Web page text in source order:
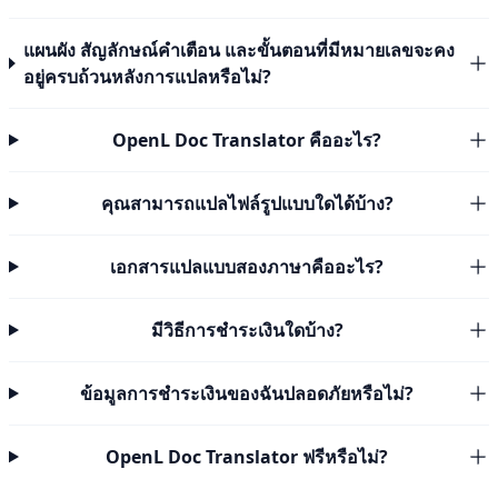
แผนผัง สัญลักษณ์คำเตือน และขั้นตอนที่มีหมายเลขจะคง
อยู่ครบถ้วนหลังการแปลหรือไม่?
OpenL Doc Translator คืออะไร?
คุณสามารถแปลไฟล์รูปแบบใดได้บ้าง?
เอกสารแปลแบบสองภาษาคืออะไร?
มีวิธีการชำระเงินใดบ้าง?
ข้อมูลการชำระเงินของฉันปลอดภัยหรือไม่?
OpenL Doc Translator ฟรีหรือไม่?